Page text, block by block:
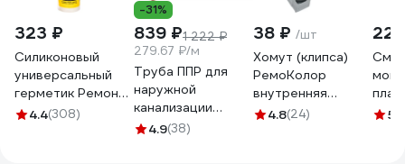
323 ₽
Силиконовый
универсальный
герметик Ремонт
на 100%
4.4(308)
-31%
839 ₽1 222 ₽
279.67 ₽/м
Труба ППР для
наружной
канализации
LAMMIN
4.9(38)
38 ₽ /шт
Хомут (клипса)
РемоКолор
внутренняя
канализация,
4.8(24) 5